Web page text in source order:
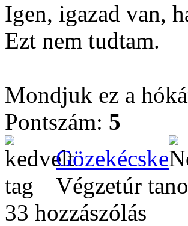
Igen, igazad van,
Ezt nem tudtam.
Mondjuk ez a
Pontszám: 5
Gözekécske
Végzetúr
33 hozzászólás